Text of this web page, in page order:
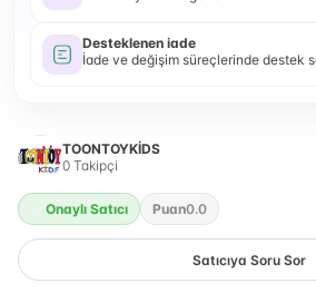
Desteklenen iade
İade ve değişim süreçlerinde destek
TOONTOYKİDS
0 Takipçi
Onaylı Satıcı Puan0.0
Satıcıya Soru Sor